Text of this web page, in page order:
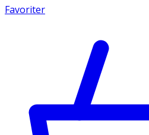
Favoriter